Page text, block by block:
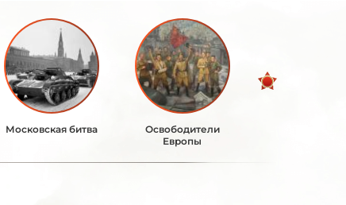
Московская битва
Освободители
Европы